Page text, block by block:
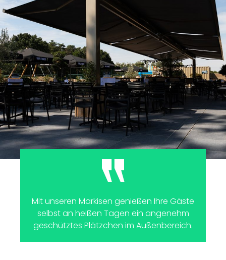
Mit unseren Markisen genießen Ihre Gäste
selbst an heißen Tagen ein angenehm
geschütztes Plätzchen im Außenbereich.